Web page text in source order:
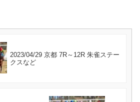
2023/04/29 京都 7R～12R 朱雀ステー
クスなど